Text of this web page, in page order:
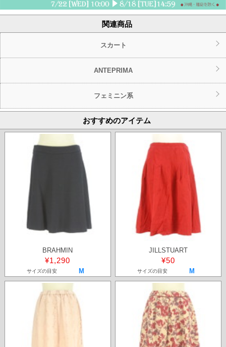
関連商品
スカート
ANTEPRIMA
フェミニン系
おすすめのアイテム
BRAHMIN
¥1,290
サイズの目安 M
JILLSTUART
¥50
サイズの目安 M